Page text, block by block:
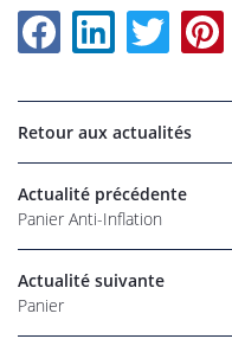
Accueil
magasins
Épicerie
Retour aux actualités
Actualité précédente
Panier Anti-Inflation
Actualité suivante
Panier